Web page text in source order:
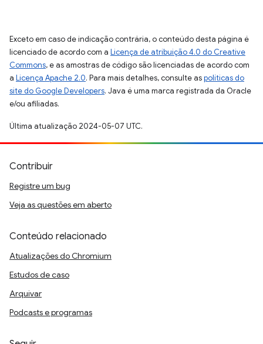
Exceto em caso de indicação contrária, o conteúdo desta página é
licenciado de acordo com a Licença de atribuição 4.0 do Creative
Commons, e as amostras de código são licenciadas de acordo com
a Licença Apache 2.0. Para mais detalhes, consulte aspolíticas do
site do Google Developers. Java é uma marca registrada da Oracle
e/ou afiliadas.
Última atualização 2024-05-07 UTC.
Contribuir
Registre um bug
Veja as questões em aberto
Conteúdo relacionado
Atualizações do Chromium
Estudos de caso
Arquivar
Podcasts e programas